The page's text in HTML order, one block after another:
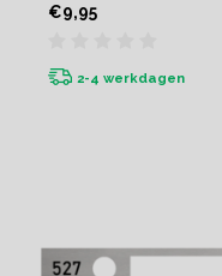
€9,95
2-4 werkdagen